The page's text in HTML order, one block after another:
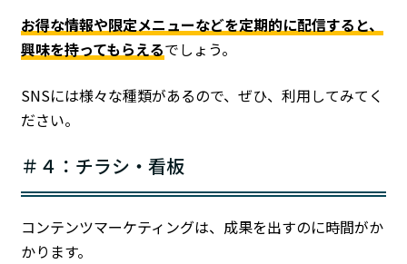
お得な情報や限定メニューなどを定期的に配信すると、
興味を持ってもらえるでしょう。
SNSには様々な種類があるので、ぜひ、利用してみてく
ださい。
＃４：チラシ・看板
コンテンツマーケティングは、成果を出すのに時間がか
かります。